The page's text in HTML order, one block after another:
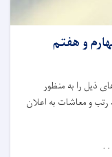
و هفتم
ذیل را به منظور
و معاشات به اعلان
.